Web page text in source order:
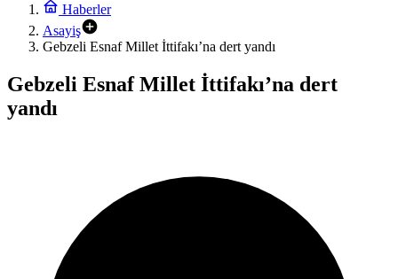
Haberler
Asayiş
Gebzeli Esnaf Millet İttifakı’na dert yandı
Gebzeli Esnaf Millet İttifakı’na dert
yandı